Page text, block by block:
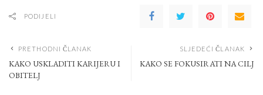
PODIJELI
PRETHODNI ČLANAK
KAKO USKLADITI KARIJERU I
OBITELJ
SLJEDEĆI ČLANAK
KAKO SE FOKUSIRATI NA CILJ